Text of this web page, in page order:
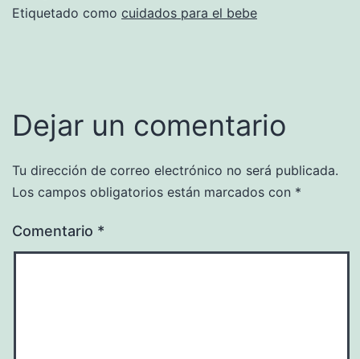
Etiquetado como cuidados para el bebe
Dejar un comentario
Tu dirección de correo electrónico no será publicada.
Los campos obligatorios están marcados con *
Comentario *